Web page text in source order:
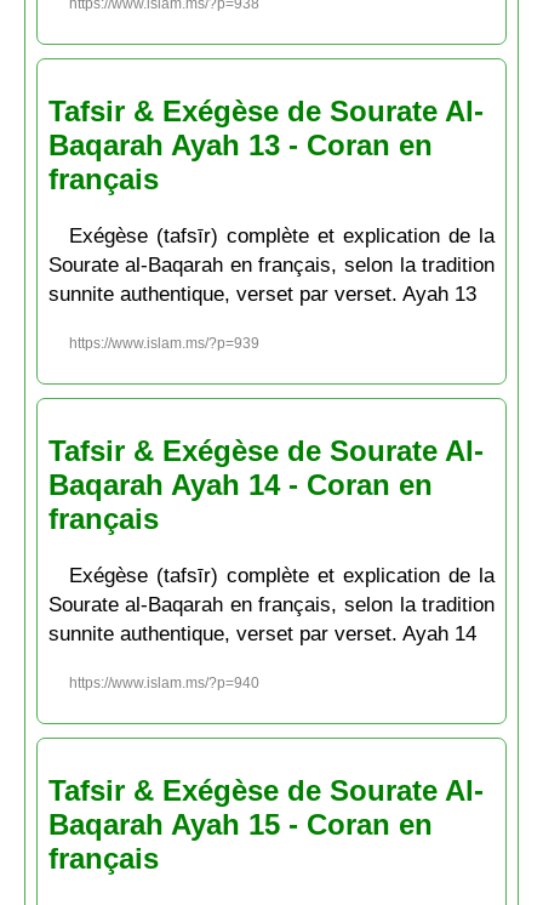
https://www.islam.ms/?p=938
Tafsir & Exégèse de Sourate Al-
Baqarah Ayah 13 - Coran en
français
Exégèse (tafsīr) complète et explication de la
Sourate al-Baqarah en français, selon la tradition
sunnite authentique, verset par verset. Ayah 13
https://www.islam.ms/?p=939
Tafsir & Exégèse de Sourate Al-
Baqarah Ayah 14 - Coran en
français
Exégèse (tafsīr) complète et explication de la
Sourate al-Baqarah en français, selon la tradition
sunnite authentique, verset par verset. Ayah 14
https://www.islam.ms/?p=940
Tafsir & Exégèse de Sourate Al-
Baqarah Ayah 15 - Coran en
français